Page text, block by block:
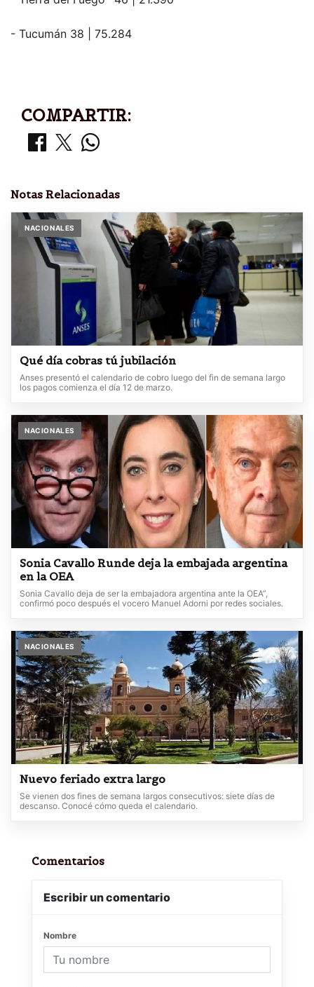
- Tucumán 38 | 75.284
COMPARTIR:
Notas Relacionadas
NACIONALES
Qué día cobras tú jubilación
Anses presentó el calendario de cobro luego del fin de semana largo
los pagos comienza el día 12 de marzo.
NACIONALES
Sonia Cavallo Runde deja la embajada argentina
en la OEA
Sonia Cavallo deja de ser la embajadora argentina ante la OEA”,
confirmó poco después el vocero Manuel Adorni por redes sociales.
NACIONALES
Nuevo feriado extra largo
Se vienen dos fines de semana largos consecutivos: siete días de
descanso. Conocé cómo queda el calendario.
Comentarios
Escribir un comentario
Nombre